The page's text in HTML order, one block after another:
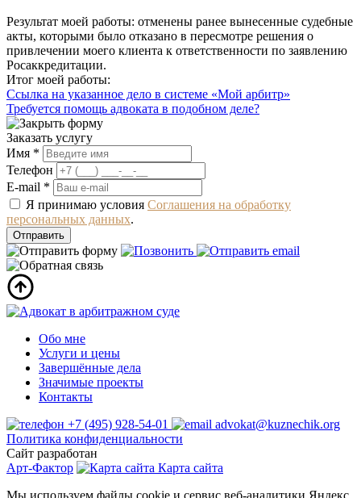
Результат моей работы: отменены ранее вынесенные судебные
акты, которыми было отказано в пересмотре решения о
привлечении моего клиента к ответственности по заявлению
Росаккредитации.
Итог моей работы:
Ссылка на указанное дело в системе «Мой арбитр»
Требуется помощь адвоката в подобном деле?
Заказать услугу
Имя *
Телефон
E-mail *
Я принимаю условия Соглашения на обработку
персональных данных.
Обо мне
Услуги и цены
Завершённые дела
Значимые проекты
Контакты
+7 (495) 928-54-01
advokat@kuznechik.org
Политика конфиденциальности
Сайт разработан
Арт-Фактор
Карта сайта
Мы используем файлы cookie и сервис веб-аналитики Яндекс